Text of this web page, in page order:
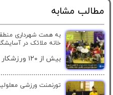
مطالب مشابه
خانه ملائک در
بیش از ۱۲۰ ورزشکار توانمند معلول و سالمند در جشنواره...
تورنمنت ورزشی